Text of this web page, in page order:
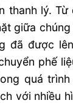
thanh lý.
giữa
đã được
phế
quá
với nhiều